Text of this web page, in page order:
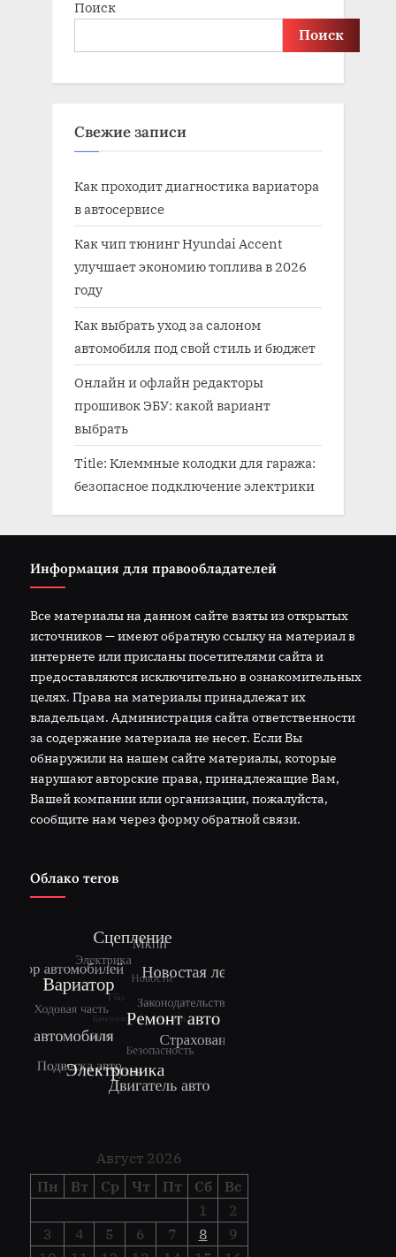
Поиск
Поиск
Свежие записи
Как проходит диагностика вариатора
в автосервисе
Как чип тюнинг Hyundai Accent
улучшает экономию топлива в 2026
году
Как выбрать уход за салоном
автомобиля под свой стиль и бюджет
Онлайн и офлайн редакторы
прошивок ЭБУ: какой вариант
выбрать
Title: Клеммные колодки для гаража:
безопасное подключение электрики
Информация для правообладателей
Все материалы на данном сайте взяты из открытых
источников — имеют обратную ссылку на материал в
интернете или присланы посетителями сайта и
предоставляются исключительно в ознакомительных
целях. Права на материалы принадлежат их
владельцам. Администрация сайта ответственности
за содержание материала не несет. Если Вы
обнаружили на нашем сайте материалы, которые
нарушают авторские права, принадлежащие Вам,
Вашей компании или организации, пожалуйста,
сообщите нам через форму обратной связи.
Облако тегов
Август 2026
Пн
Вт Ср Чт Пт Сб
Вс
1
2
3
4 5 6 7 8
9